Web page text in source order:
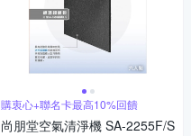
購衷心+聯名卡最高10%回饋
尚朋堂空氣清淨機 SA-2255F/S